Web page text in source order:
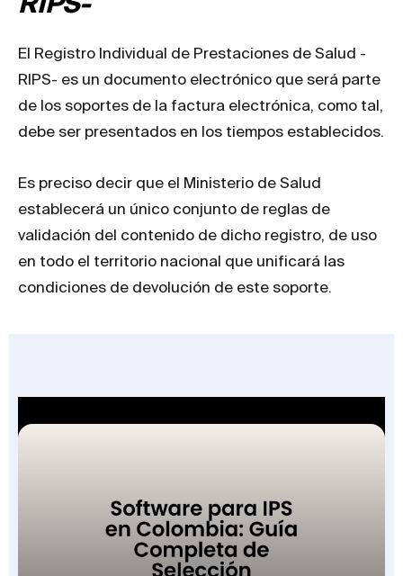
El Registro Individual de Prestaciones de Salud -
RIPS- es un documento electrónico que será parte
de los soportes de la factura electrónica, como tal,
debe ser presentados en los tiempos establecidos.
Es preciso decir que el Ministerio de Salud
establecerá un único conjunto de reglas de
validación del contenido de dicho registro, de uso
en todo el territorio nacional que unificará las
condiciones de devolución de este soporte.